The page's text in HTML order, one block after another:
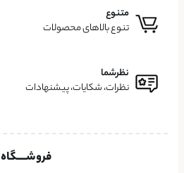
متنوع
تنوع بالاهای محصولات
نظرشما
نظرات، شکایات، پیشنهادات
فروشــــگاه